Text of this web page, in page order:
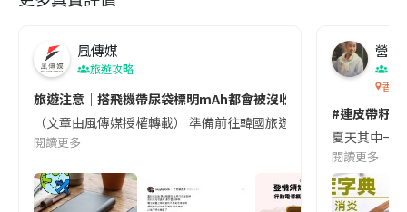
風傳媒
旅遊攻略
旅遊注意｜搭飛機帶尿袋標明mAh都會被沒收😱出發前切記檢查
（文章由風傳媒授權轉載） 準備前往韓國旅遊的民眾，近期要
閱讀更多
營養
香港
#連皮帶籽
夏天其中一
閱讀更多